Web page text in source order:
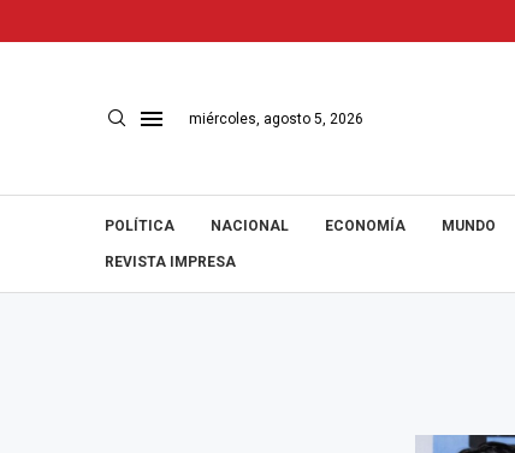
miércoles, agosto 5, 2026
POLÍTICA NACIONAL ECONOMÍA MUNDO
REVISTA IMPRESA